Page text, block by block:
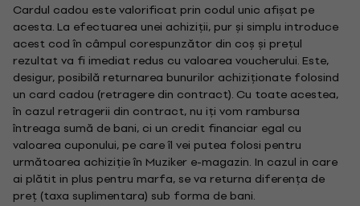
Cardul cadou este valorificat prin codul unic afișat pe
acesta. La efectuarea unei achiziții, pur și simplu introduce
acest cod în câmpul corespunzător din coș și prețul
rezultat va fi imediat redus cu valoarea voucherului. Este,
desigur, posibilă returnarea bunurilor achiziționate folosind
un card cadou (retragere din contract). Cu toate acestea,
în cazul retragerii din contract, nu iți vom rambursa
întreaga sumă de bani, ci un credit financiar egal cu
valoarea cuponului, pe care îl vei putea folosi pentru
următoarea achiziție în Muziker e-magazin. In cazul in care
ai plătit in plus pentru marfa, se va returna diferența de
preț (taxa suplimentara) sub forma de bani.